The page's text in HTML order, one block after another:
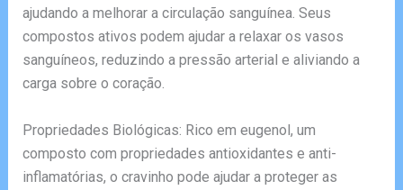
ajudando a melhorar a circulação sanguínea. Seus
compostos ativos podem ajudar a relaxar os vasos
sanguíneos, reduzindo a pressão arterial e aliviando a
carga sobre o coração.
Propriedades Biológicas: Rico em eugenol, um
composto com propriedades antioxidantes e anti-
inflamatórias, o cravinho pode ajudar a proteger as